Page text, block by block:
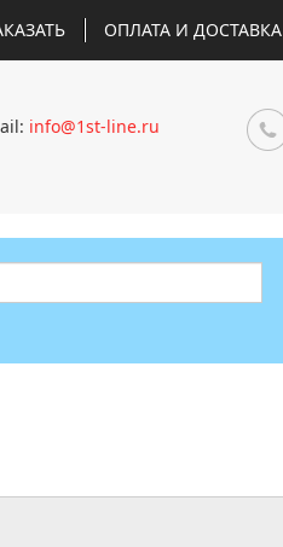
ОПЛАТА И ДОСТАВКА
info@1st-line.ru